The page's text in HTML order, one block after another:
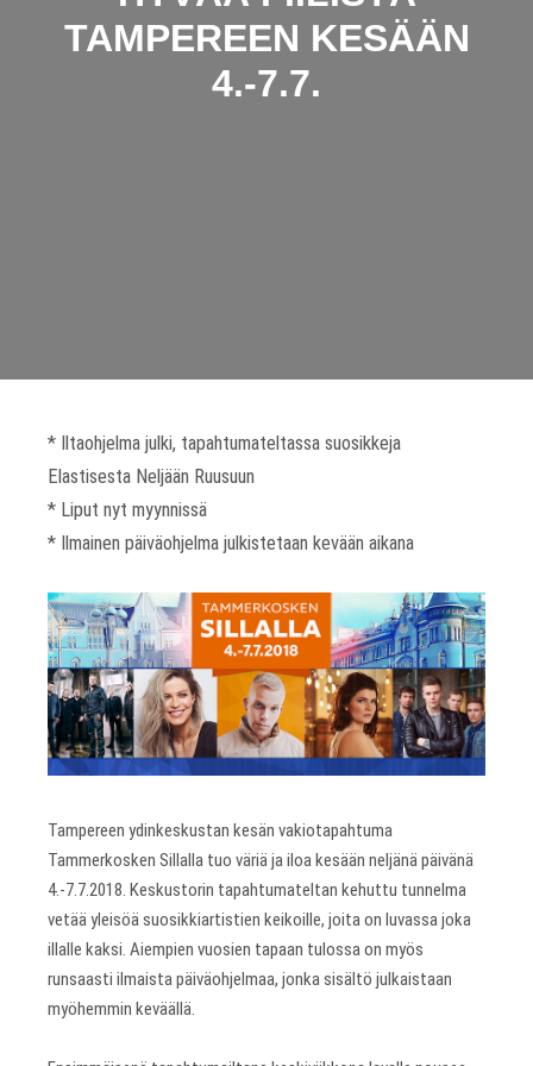
TAMPEREEN KESÄÄN
4.-7.7.
* Iltaohjelma julki, tapahtumateltassa suosikkeja
Elastisesta Neljään Ruusuun
* Liput nyt myynnissä
* Ilmainen päiväohjelma julkistetaan kevään aikana
Tampereen ydinkeskustan kesän vakiotapahtuma
Tammerkosken Sillalla tuo väriä ja iloa kesään neljänä päivänä
4.-7.7.2018. Keskustorin tapahtumateltan kehuttu tunnelma
vetää yleisöä suosikkiartistien keikoille, joita on luvassa joka
illalle kaksi. Aiempien vuosien tapaan tulossa on myös
runsaasti ilmaista päiväohjelmaa, jonka sisältö julkaistaan
myöhemmin keväällä.